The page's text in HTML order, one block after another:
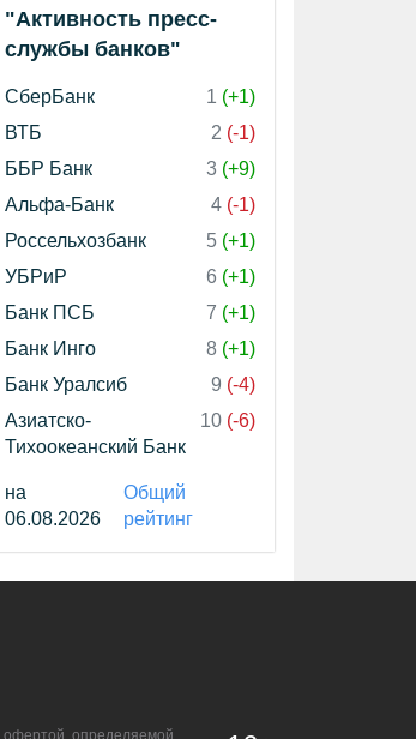
"Активность пресс-
службы банков"
СберБанк 1 (+1)
ВТБ
2 (-1)
ББР Банк
3 (+9)
Альфа-Банк
4 (-1)
Россельхозбанк
5 (+1)
УБРиР
6 (+1)
Банк ПСБ
7 (+1)
Банк Инго
8 (+1)
Банк Уралсиб
9 (-4)
Азиатско-
Тихоокеанский Банк
10 (-6)
на
06.08.2026
Общий
рейтинг
офертой, определяемой